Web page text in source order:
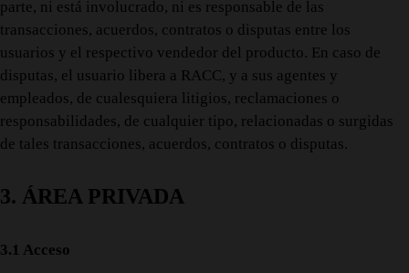
parte, ni está involucrado, ni es responsable de las
transacciones, acuerdos, contratos o disputas entre los
usuarios y el respectivo vendedor del producto. En caso de
disputas, el usuario libera a RACC, y a sus agentes y
empleados, de cualesquiera litigios, reclamaciones o
responsabilidades, de cualquier tipo, relacionadas o surgidas
de tales transacciones, acuerdos, contratos o disputas.
3. ÁREA PRIVADA
3.1 Acceso